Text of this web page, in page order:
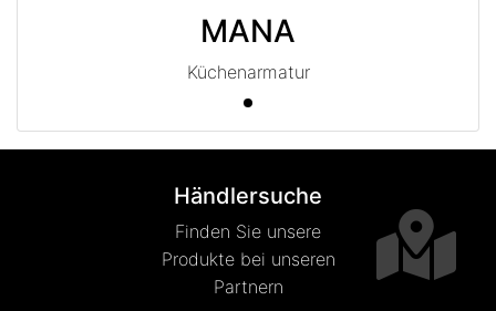
MANA
Küchenarmatur
Händlersuche
Finden Sie unsere
Produkte bei unseren
Partnern